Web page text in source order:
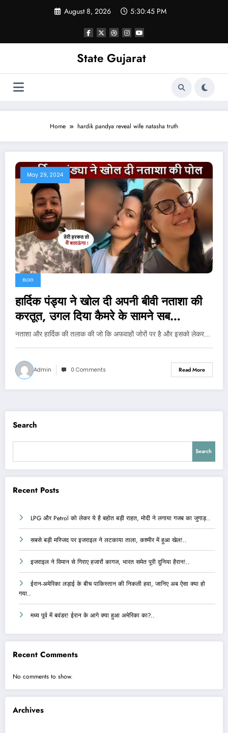
August 8, 2026 5:30:45 PM
State Gujarat
Home hardik pandya reveal wife natasha truth
May 29, 2024
BLOG
हार्दिक पंड्या ने खोल दी अपनी बीवी नताशा की
करतूत, उगल दिया कैमरे के सामने सब…
नताशा और हार्दिक की तलाक की जो कि अफवाहों जोरों पर है और इसको लेकर…
Admin 0 Comments Read More
Search
Search
Recent Posts
LPG और Petrol को लेकर ये है बहोत बड़ी राहत, मोदी ने लगाया गजब का जुगाड़..
सबसे बड़ी मस्जिद पर इजराइल ने लटकाया ताला, कश्मीर में हुआ खेल!..
इजराइल ने विमान से गिराए हजारों कागज, भारत समेत पूरी दुनिया हैरान!..
ईरान-अमेरिका लड़ाई के बीच पाकिस्तान की निकली हवा, जानिए अब ऐसा क्या हो
गया..
मध्य पूर्व में बवंडर! ईरान के आगे क्या हुआ अमेरिका का?..
Recent Comments
No comments to show.
Archives